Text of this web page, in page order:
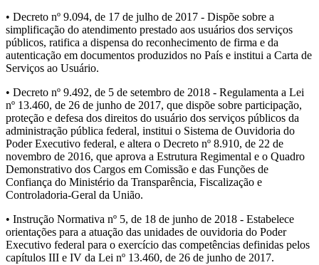
• Decreto nº 9.094, de 17 de julho de 2017 - Dispõe sobre a
simplificação do atendimento prestado aos usuários dos serviços
públicos, ratifica a dispensa do reconhecimento de firma e da
autenticação em documentos produzidos no País e institui a Carta de
Serviços ao Usuário.
• Decreto nº 9.492, de 5 de setembro de 2018 - Regulamenta a Lei
nº 13.460, de 26 de junho de 2017, que dispõe sobre participação,
proteção e defesa dos direitos do usuário dos serviços públicos da
administração pública federal, institui o Sistema de Ouvidoria do
Poder Executivo federal, e altera o Decreto nº 8.910, de 22 de
novembro de 2016, que aprova a Estrutura Regimental e o Quadro
Demonstrativo dos Cargos em Comissão e das Funções de
Confiança do Ministério da Transparência, Fiscalização e
Controladoria-Geral da União.
• Instrução Normativa nº 5, de 18 de junho de 2018 - Estabelece
orientações para a atuação das unidades de ouvidoria do Poder
Executivo federal para o exercício das competências definidas pelos
capítulos III e IV da Lei nº 13.460, de 26 de junho de 2017.